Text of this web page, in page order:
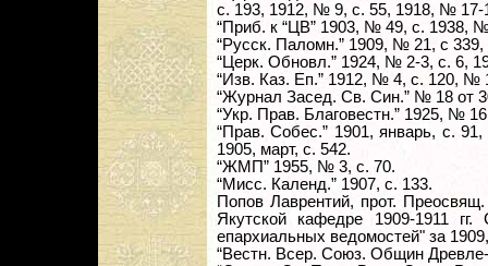
с. 193, 1912, № 9, с. 55, 1918, № 17-
“Приб. к “ЦВ” 1903, № 49, с. 1938,
“Русск. Паломн.” 1909, № 21, с
“Церк. Обновл.” 1924, № 2-3, с. 6,
“Изв. Каз. Еп.” 1912, № 4, с. 120, №
“Журнал Засед. Св. Син.” № 18 от
“Укр. Прав. Благовестн.” 1925, №
“Прав. Собес.” 1901, январь, с.
1905, март, с. 542.
“ЖМП” 1955, № 3, с. 70.
“Мисс. Календ.” 1907, с. 133.
Попов Лаврентий, прот.
Якутской кафедре 1909-1911
епархиальных ведомостей" за 1909,
“Вестн. Всер. Союз. Общин